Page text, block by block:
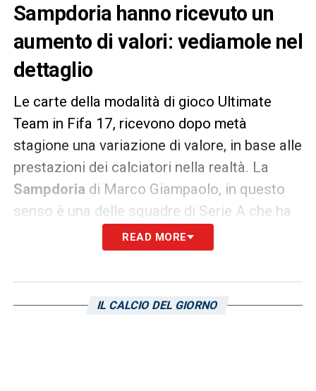
Sampdoria hanno ricevuto un
aumento di valori: vediamole nel
dettaglio
Le carte della modalità di gioco Ultimate
Team in Fifa 17, ricevono dopo metà
stagione una variazione di valore, in base alle
prestazioni dei calciatori nella realtà. La
Sampdoria di Marco Giampaolo, in questo
senso è una delle squadre di Serie A che ha
ricevuto il maggiore numero di aumenti, in
tutti i ruoli del campo. Infatti, sono addirittura
hanno ricevuto un upgrade della carta, si
READ MORE
IL CALCIO DEL GIORNO